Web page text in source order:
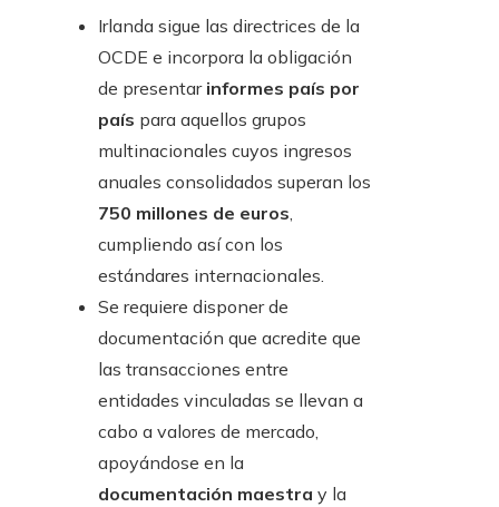
Irlanda sigue las directrices de la
OCDE e incorpora la obligación
de presentar informes país por
país para aquellos grupos
multinacionales cuyos ingresos
anuales consolidados superan los
750 millones de euros,
cumpliendo así con los
estándares internacionales.
Se requiere disponer de
documentación que acredite que
las transacciones entre
entidades vinculadas se llevan a
cabo a valores de mercado,
apoyándose en la
documentación maestra y la